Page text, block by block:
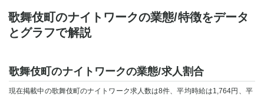
歌舞伎町のナイトワークの業態/特徴をデータ
とグラフで解説
歌舞伎町のナイトワークの業態/求人割合
現在掲載中の歌舞伎町のナイトワーク求人数は8件、平均時給は1,764円、平